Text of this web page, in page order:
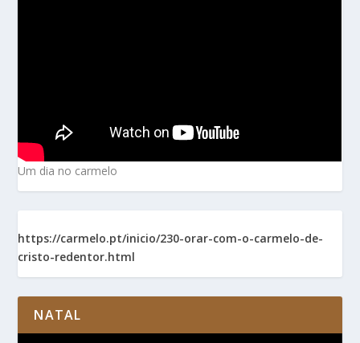
Um dia no carmelo
https://carmelo.pt/inicio/230-orar-com-o-carmelo-de-
cristo-redentor.html
NATAL